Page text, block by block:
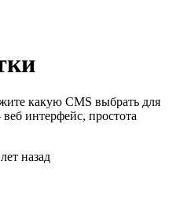
какую CMS выбрать для
интерфейс, простота
назад